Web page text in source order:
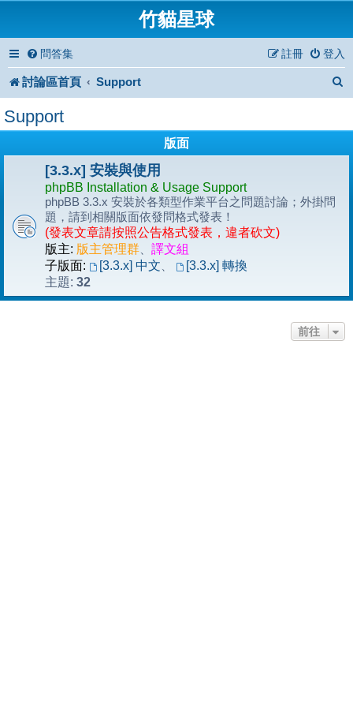
竹貓星球
問答集 登入
註冊
討論區首頁 Support
Support
版面
[3.3.x] 安裝與使用
phpBB Installation & Usage Support
phpBB 3.3.x 安裝於各類型作業平台之問題討論；外掛問
題，請到相關版面依發問格式發表！
(發表文章請按照公告格式發表，違者砍文)
版主: 版主管理群
譯文組
子版面:
[3.3.x] 中文
[3.3.x] 轉換
主題: 32
前往